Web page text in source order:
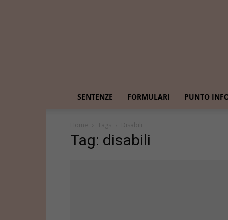
SENTENZE FORMULARI PUNTO
Home Tags Disabili
Tag: disabili